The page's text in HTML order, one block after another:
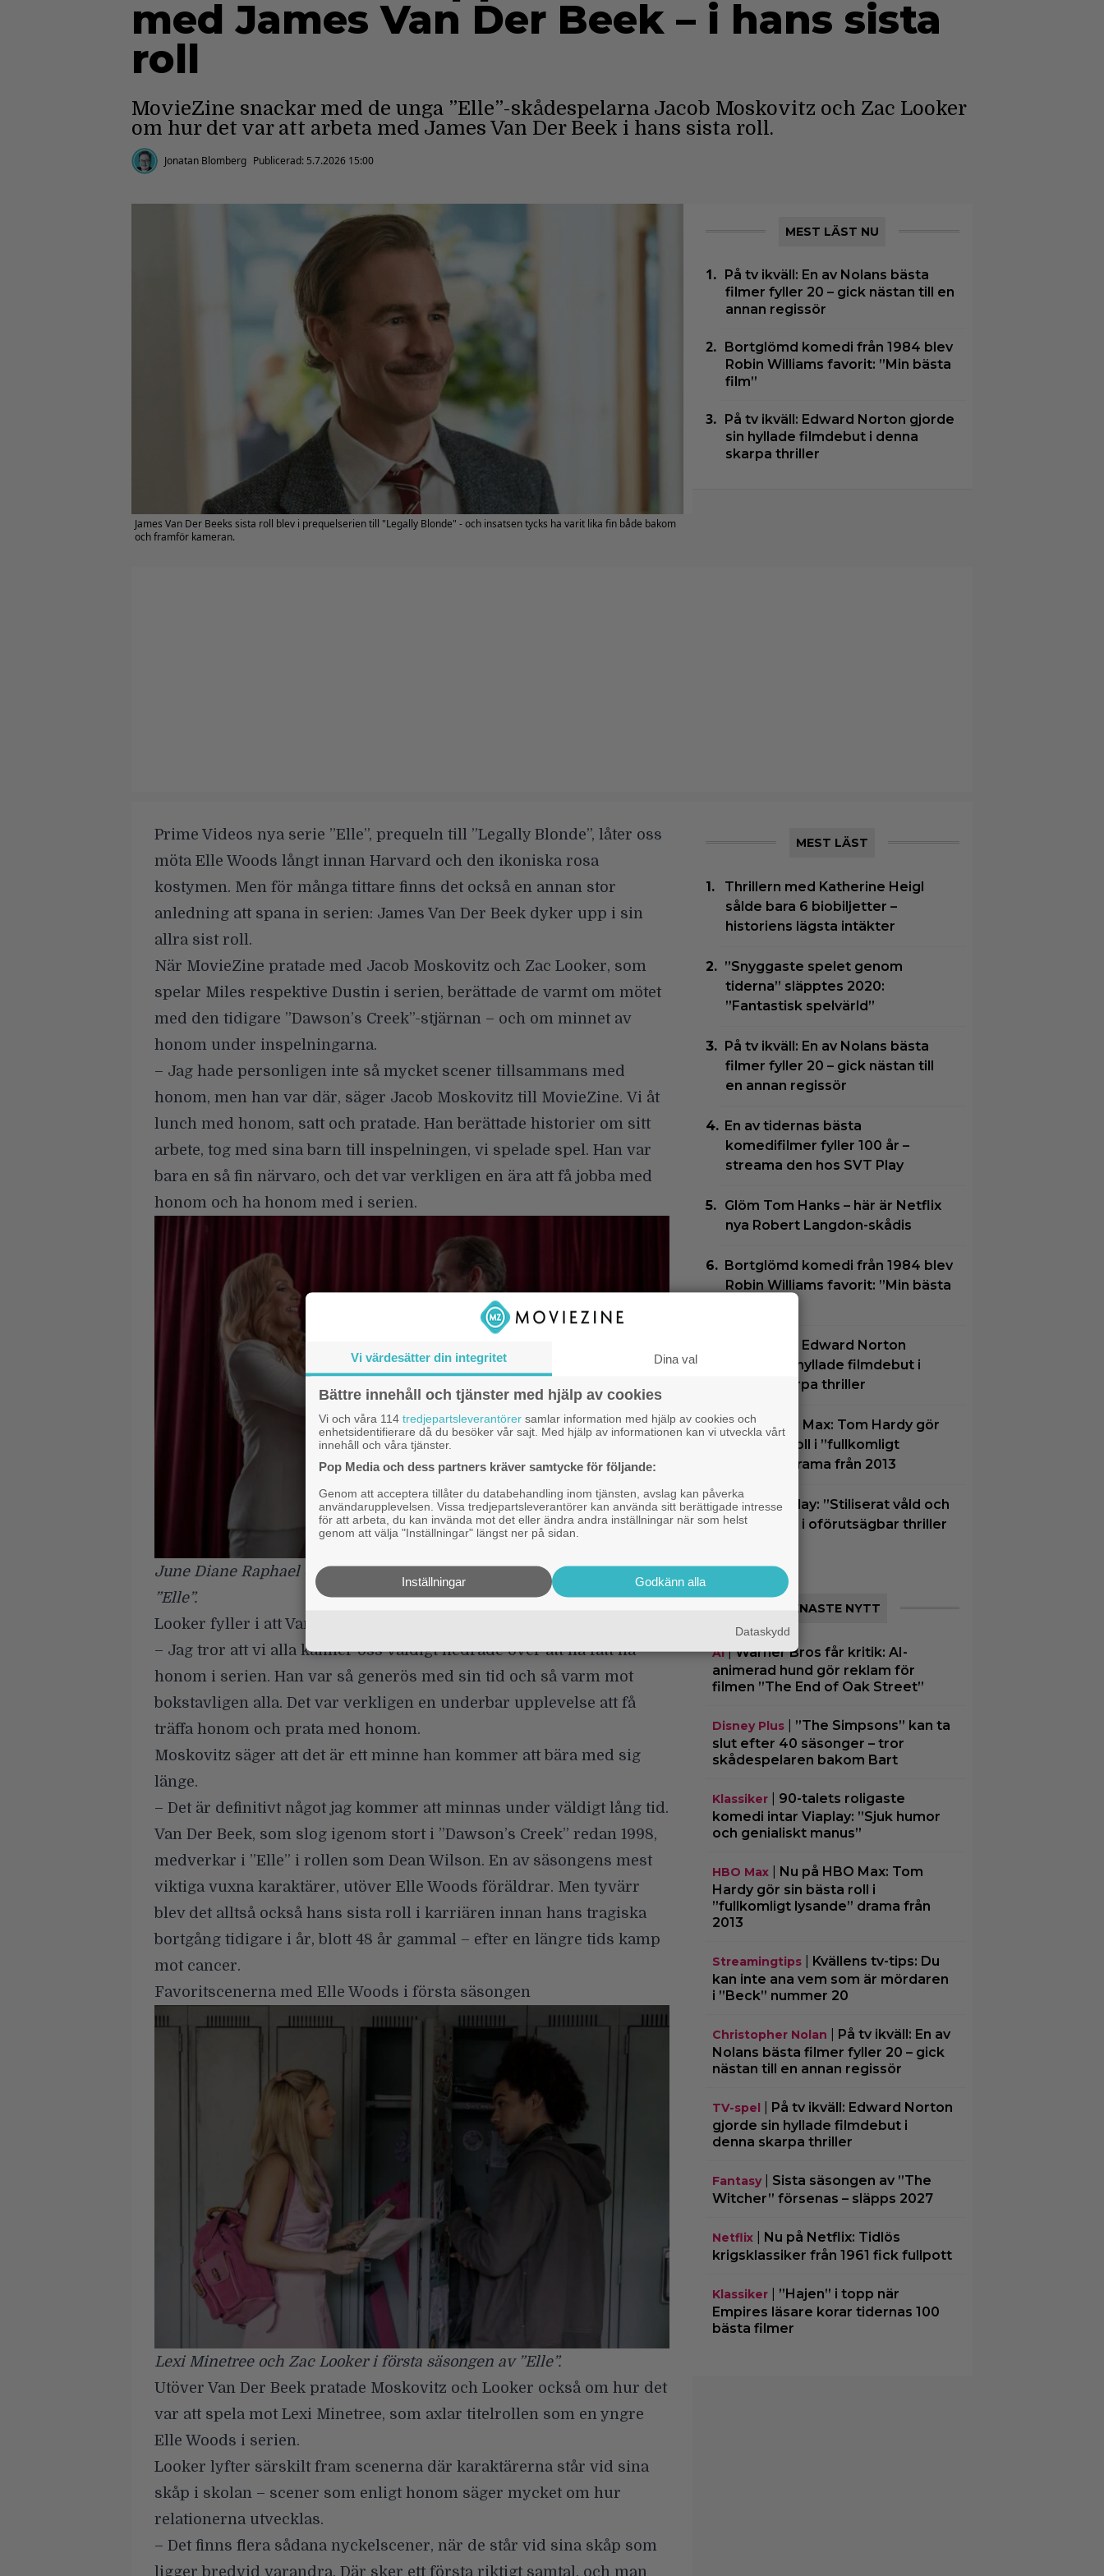
med James Van Der Beek – i hans sista
roll
MovieZine snackar med de unga ”Elle”-skådespelarna Jacob Moskovitz och Zac Looker
om hur det var att arbeta med James Van Der Beek i hans sista roll.
Jonatan Blomberg Publicerad: 5.7.2026 15:00
James Van Der Beeks sista roll blev i prequelserien till "Legally Blonde" - och insatsen tycks ha varit lika fin både bakom
och framför kameran.
MEST LÄST NU
På tv ikväll: En av Nolans bästa
filmer fyller 20 – gick nästan till en
annan regissör
Bortglömd komedi från 1984 blev
Robin Williams favorit: ”Min bästa
film”
På tv ikväll: Edward Norton gjorde
sin hyllade filmdebut i denna
skarpa thriller
Prime Videos nya serie ”Elle”, prequeln till ”Legally Blonde”, låter oss
möta Elle Woods långt innan Harvard och den ikoniska rosa
kostymen. Men för många tittare finns det också en annan stor
anledning att spana in serien: James Van Der Beek dyker upp i sin
allra sist roll.
När MovieZine pratade med Jacob Moskovitz och Zac Looker, som
spelar Miles respektive Dustin i serien, berättade de varmt om mötet
med den tidigare ”Dawson’s Creek”-stjärnan – och om minnet av
honom under inspelningarna.
– Jag hade personligen inte så mycket scener tillsammans med
honom, men han var där, säger Jacob Moskovitz till MovieZine. Vi åt
lunch med honom, satt och pratade. Han berättade historier om sitt
arbete, tog med sina barn till inspelningen, vi spelade spel. Han var
bara en så fin närvaro, och det var verkligen en ära att få jobba med
honom och ha honom med i serien.
June Diane Raphael och James Van Der Beek i första säsongen av
”Elle”.
Looker fyller i att Van Der Beek gjorde avtryck på hela ensemblen.
– Jag tror att vi alla känner oss väldigt hedrade över att ha fått ha
honom i serien. Han var så generös med sin tid och så varm mot
bokstavligen alla. Det var verkligen en underbar upplevelse att få
träffa honom och prata med honom.
Moskovitz säger att det är ett minne han kommer att bära med sig
länge.
– Det är definitivt något jag kommer att minnas under väldigt lång tid.
Van Der Beek, som slog igenom stort i ”Dawson’s Creek” redan 1998,
medverkar i ”Elle” i rollen som Dean Wilson. En av säsongens mest
viktiga vuxna karaktärer, utöver Elle Woods föräldrar. Men tyvärr
blev det alltså också hans sista roll i karriären innan hans tragiska
bortgång tidigare i år, blott 48 år gammal – efter en längre tids kamp
mot cancer.
Favoritscenerna med Elle Woods i första säsongen
Lexi Minetree och Zac Looker i första säsongen av ”Elle”.
Utöver Van Der Beek pratade Moskovitz och Looker också om hur det
var att spela mot Lexi Minetree, som axlar titelrollen som en yngre
Elle Woods i serien.
Looker lyfter särskilt fram scenerna där karaktärerna står vid sina
skåp i skolan – scener som enligt honom säger mycket om hur
relationerna utvecklas.
– Det finns flera sådana nyckelscener, när de står vid sina skåp som
ligger bredvid varandra. Där sker ett första riktigt samtal, och man
MEST LÄST
Thrillern med Katherine Heigl
sålde bara 6 biobiljetter –
historiens lägsta intäkter
”Snyggaste spelet genom
tiderna” släpptes 2020:
”Fantastisk spelvärld”
På tv ikväll: En av Nolans bästa
filmer fyller 20 – gick nästan till
en annan regissör
En av tidernas bästa
komedifilmer fyller 100 år –
streama den hos SVT Play
Glöm Tom Hanks – här är Netflix
nya Robert Langdon-skådis
Bortglömd komedi från 1984 blev
Robin Williams favorit: ”Min bästa
På tv ikväll: Edward Norton
gjorde sin hyllade filmdebut i
denna skarpa thriller
Nu på HBO Max: Tom Hardy gör
sin bästa roll i ”fullkomligt
lysande” drama från 2013
Nu på Viaplay: ”Stiliserat våld och
gapskratt” i oförutsägbar thriller
SENASTE NYTT
AI|Warner Bros får kritik: AI-
animerad hund gör reklam för
filmen ”The End of Oak Street”
Disney Plus| ”The Simpsons” kan ta
slut efter 40 säsonger – tror
skådespelaren bakom Bart
Klassiker| 90-talets roligaste
komedi intar Viaplay: ”Sjuk humor
och genialiskt manus”
HBO Max| Nu på HBO Max: Tom
Hardy gör sin bästa roll i
”fullkomligt lysande” drama från
2013
Streamingtips| Kvällens tv-tips: Du
kan inte ana vem som är mördaren
i ”Beck” nummer 20
Christopher Nolan
På tv ikväll: En av
Nolans bästa filmer fyller 20 – gick
nästan till en annan regissör
TV-spel
På tv ikväll: Edward Norton
gjorde sin hyllade filmdebut i
denna skarpa thriller
Fantasy| Sista säsongen av ”The
Witcher” försenas – släpps 2027
Netflix| Nu på Netflix: Tidlös
krigsklassiker från 1961 fick fullpott
Klassiker| ”Hajen” i topp när
Empires läsare korar tidernas 100
bästa filmer
Vi värdesätter din integritet Dina val
Bättre innehåll och tjänster med hjälp av cookies
Vi och våra 114 tredjepartsleverantörer samlar information med hjälp av cookies och
enhetsidentifierare då du besöker vår sajt. Med hjälp av informationen kan vi utveckla vårt
innehåll och våra tjänster.
Pop Media och dess partners kräver samtycke för följande:
Genom att acceptera tillåter du databehandling inom tjänsten, avslag kan påverka
användarupplevelsen. Vissa tredjepartsleverantörer kan använda sitt berättigade intresse
för att arbeta, du kan invända mot det eller ändra andra inställningar när som helst
genom att välja "Inställningar" längst ner på sidan.
Godkänn alla
Inställningar
Dataskydd